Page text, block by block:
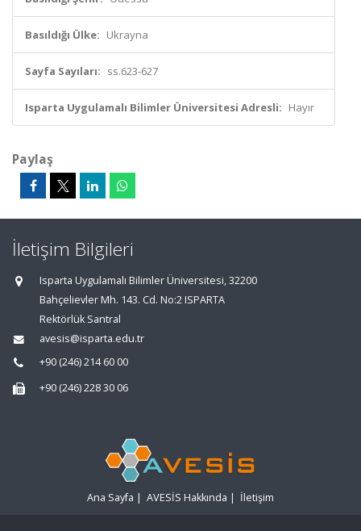
Basıldığı Ülke: Ukrayna
Sayfa Sayıları: ss.623-627
Isparta Uygulamalı Bilimler Üniversitesi Adresli: Hayır
Paylaş
İletişim Bilgileri
Isparta Uygulamalı Bilimler Üniversitesi, 32200
Bahçelievler Mh. 143. Cd. No:2 ISPARTA
Rektörlük Santral
avesis@isparta.edu.tr
+90 (246) 214 60 00
+90 (246) 228 30 06
Ana Sayfa | AVESİS Hakkında | İletişim